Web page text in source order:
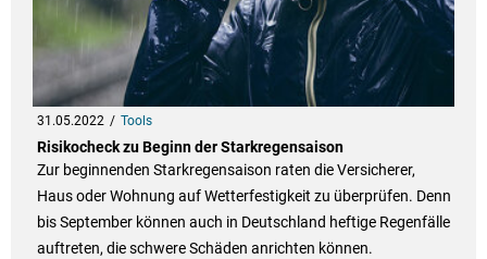
31.05.2022 Tools
Risikocheck zu Beginn der Starkregensaison
Zur beginnenden Starkregensaison raten die Versicherer,
Haus oder Wohnung auf Wetterfestigkeit zu überprüfen. Denn
bis September können auch in Deutschland heftige Regenfälle
auftreten, die schwere Schäden anrichten können.